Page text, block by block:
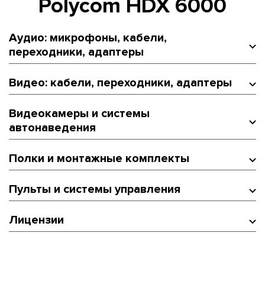
Polycom HDX 6000
Аудио: микрофоны, кабели,
переходники, адаптеры
Видео: кабели, переходники, адаптеры
Видеокамеры и системы
автонаведения
Полки и монтажные комплекты
Пульты и системы управления
Лицензии